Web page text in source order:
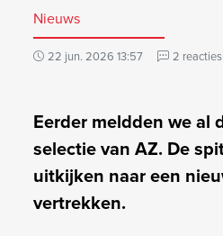
Nieuws
22 jun. 2026 13:57 2 reacties
Eerder meldden we al
selectie van AZ. De
uitkijken naar een
vertrekken.